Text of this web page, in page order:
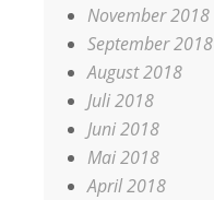
November 2018
September 2018
August 2018
Juli 2018
Juni 2018
Mai 2018
April 2018